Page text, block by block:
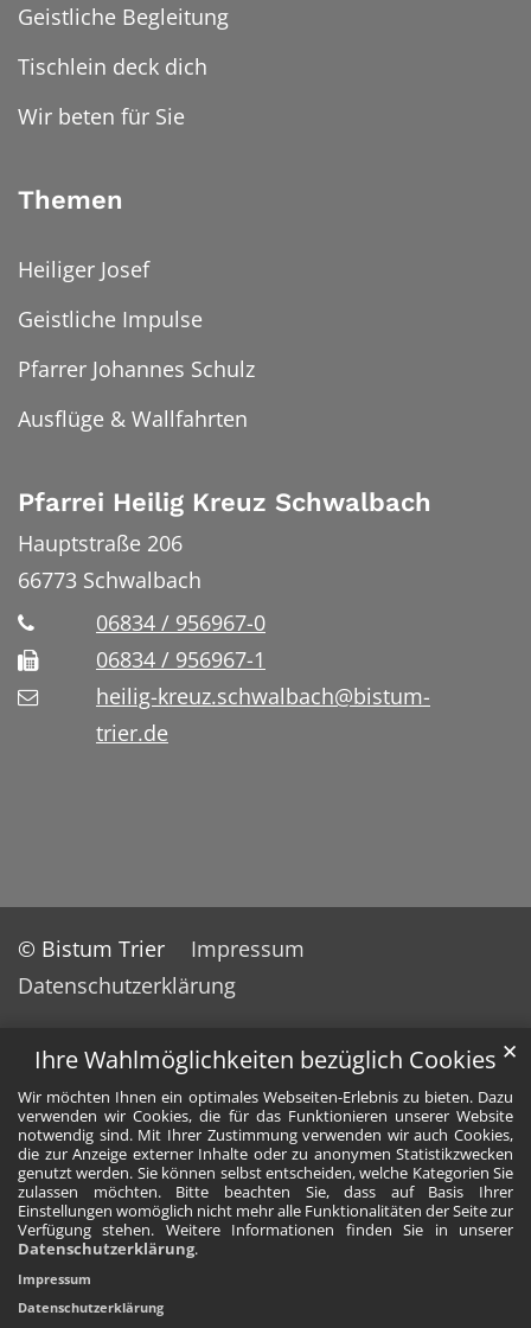
Ihre Wahlmöglichkeiten bezüglich Cookies
Wir möchten Ihnen ein optimales Webseiten-Erlebnis zu bieten. Dazu
verwenden wir Cookies, die für das Funktionieren unserer Website
notwendig sind. Mit Ihrer Zustimmung verwenden wir auch Cookies,
die zur Anzeige externer Inhalte oder zu anonymen Statistikzwecken
genutzt werden. Sie können selbst entscheiden, welche Kategorien Sie
zulassen möchten. Bitte beachten Sie, dass auf Basis Ihrer
Einstellungen womöglich nicht mehr alle Funktionalitäten der Seite zur
Verfügung stehen. Weitere Informationen finden Sie in unserer
Datenschutzerklärung.
✕
Impressum
Datenschutzerklärung
Geistliche Begleitung
Tischlein deck dich
Wir beten für Sie
Themen
Heiliger Josef
Geistliche Impulse
Pfarrer Johannes Schulz
Ausflüge & Wallfahrten
Pfarrei Heilig Kreuz Schwalbach
Hauptstraße 206
66773 Schwalbach
06834 / 956967-0
06834 / 956967-1
heilig-kreuz.schwalbach@bistum-
trier.de
© Bistum Trier
Impressum
Datenschutzerklärung